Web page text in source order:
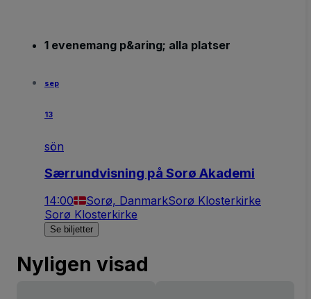
1 evenemang p&aring; alla platser
sep
13
sön
Særrundvisning på Sorø Akademi
14:00 Sorø, DanmarkSorø Klosterkirke
Sorø Klosterkirke
Se biljetter
Nyligen visad